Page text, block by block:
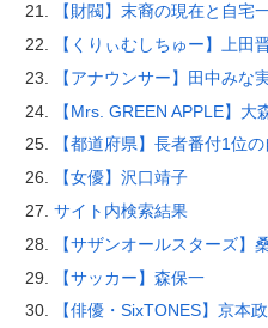
【財閥】末裔の現在と自宅
【くりぃむしちゅー】上田
【アナウンサー】田中みな
【Mrs. GREEN APPLE】大
【都道府県】長者番付1位
【女優】沢口靖子
サイト内検索結果
【サザンオールスターズ】
【サッカー】森保一
【俳優・SixTONES】京本